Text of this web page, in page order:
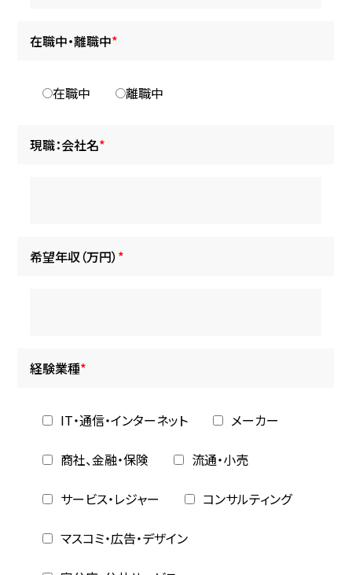
在職中・離職中*
在職中 離職中
現職：会社名*
希望年収（万円） *
経験業種*
IT・通信・インターネット メーカー
商社、金融・保険 流通・小売
サービス・レジャー コンサルティング
マスコミ・広告・デザイン